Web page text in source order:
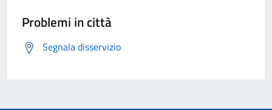
Problemi in città
Segnala disservizio